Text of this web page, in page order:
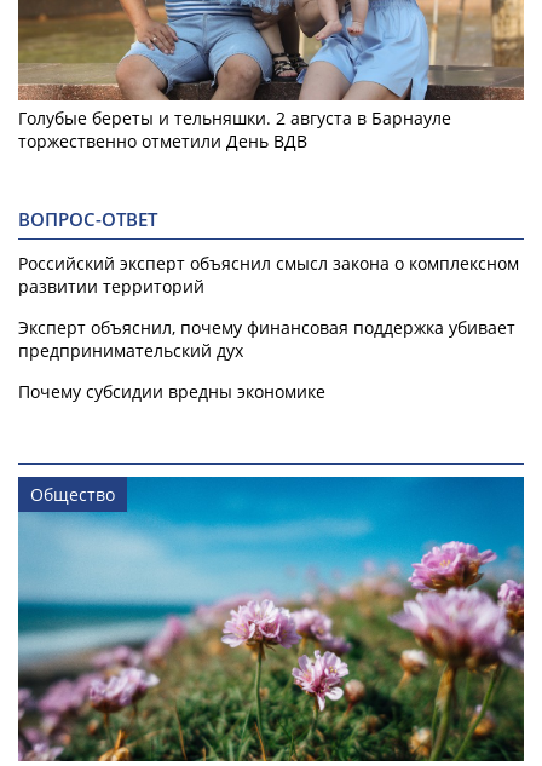
Голубые береты и тельняшки. 2 августа в Барнауле
торжественно отметили День ВДВ
ВОПРОС-ОТВЕТ
Российский эксперт объяснил смысл закона о комплексном
развитии территорий
Эксперт объяснил, почему финансовая поддержка убивает
предпринимательский дух
Почему субсидии вредны экономике
Общество